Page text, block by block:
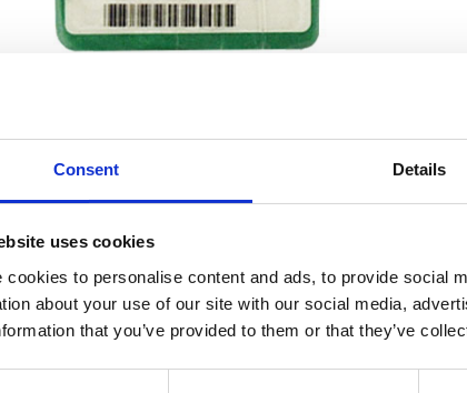
Consent Details
uses cookies
cookies to personalise content and ads, to provide social
about your use of our site with our social media,
that you’ve provided to them or that they’ve
5X 3/8-16 låsmutter